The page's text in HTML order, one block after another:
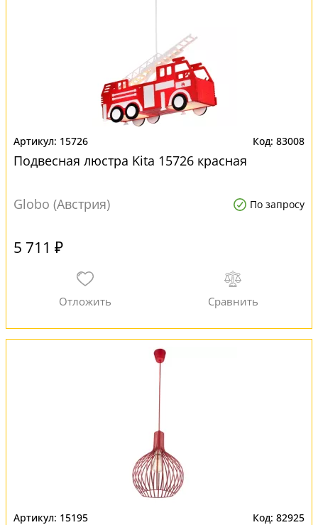
15726 83008
Подвесная люстра Kita 15726 красная
Globo (Австрия) По запросу
5 711 ₽
15195 82925